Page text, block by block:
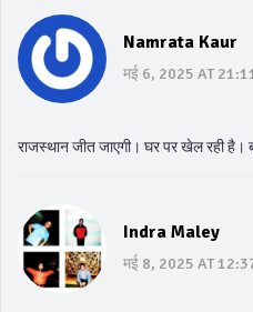
Namrata Kaur
मई 6, 2025 AT
राजस्थान जीत जाएगी। घर पर खेल रही है।
Indra Maley
मई 8, 2025 AT